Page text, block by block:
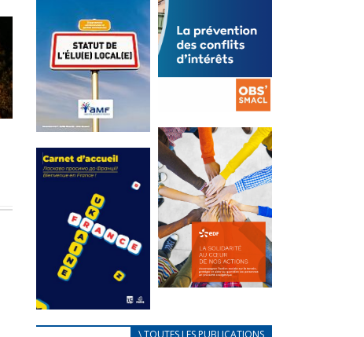
Statut de
l’élu local
Mise à jour avril
2024
FEUILLETER
La
prévention
des conflits
d’intérêts
18 septembre 2023
FEUILLETER
au coeur de
\ TOUTES LES PUBLICATIONS